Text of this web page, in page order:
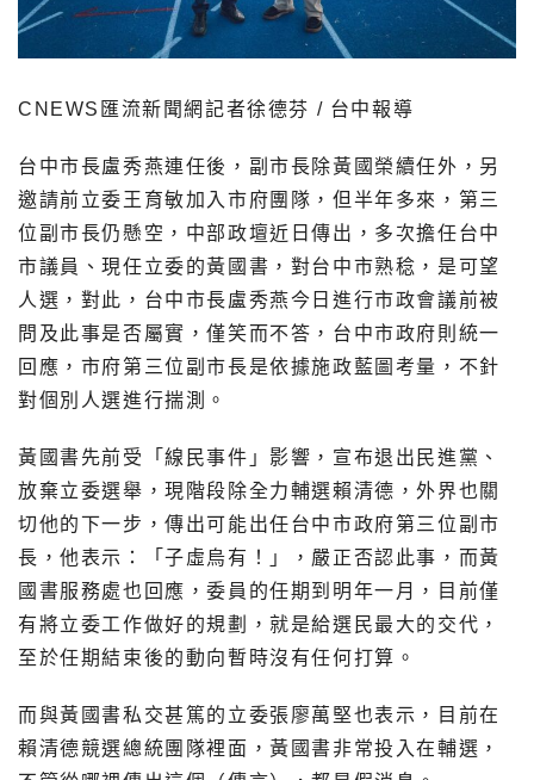
CNEWS匯流新聞網記者徐德芬 / 台中報導
台中市長盧秀燕連任後，副市長除黃國榮續任外，另
邀請前立委王育敏加入市府團隊，但半年多來，第三
位副市長仍懸空，中部政壇近日傳出，多次擔任台中
市議員、現任立委的黃國書，對台中市熟稔，是可望
人選，對此，台中市長盧秀燕今日進行市政會議前被
問及此事是否屬實，僅笑而不答，台中市政府則統一
回應，市府第三位副市長是依據施政藍圖考量，不針
對個別人選進行揣測。
黃國書先前受「線民事件」影響，宣布退出民進黨、
放棄立委選舉，現階段除全力輔選賴清德，外界也關
切他的下一步，傳出可能出任台中市政府第三位副市
長，他表示：「子虛烏有！」，嚴正否認此事，而黃
國書服務處也回應，委員的任期到明年一月，目前僅
有將立委工作做好的規劃，就是給選民最大的交代，
至於任期結束後的動向暫時沒有任何打算。
而與黃國書私交甚篤的立委張廖萬堅也表示，目前在
賴清德競選總統團隊裡面，黃國書非常投入在輔選，